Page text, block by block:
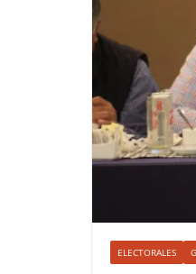
ELECTORALES